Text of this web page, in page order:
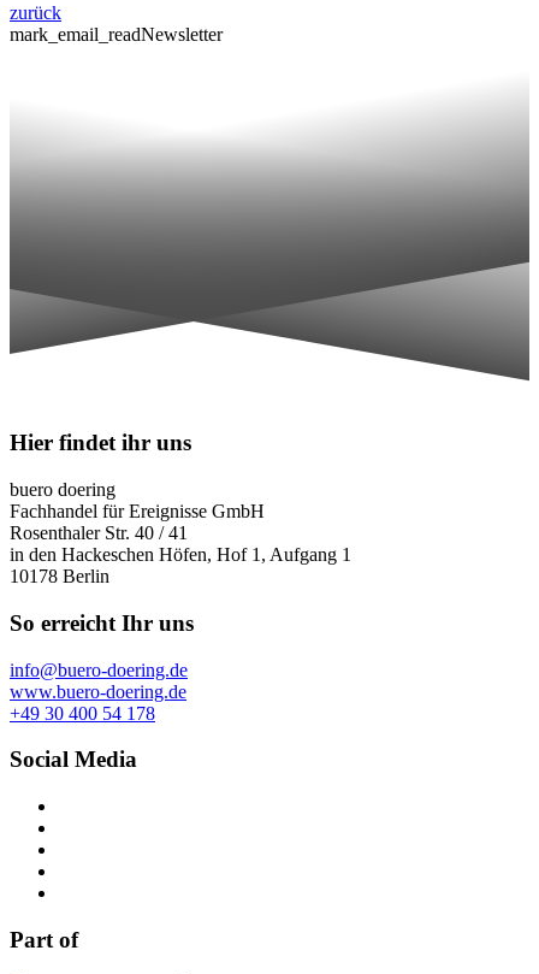
zurück
mark_email_readNewsletter
Hier findet ihr uns
buero doering
Fachhandel für Ereignisse GmbH
Rosenthaler Str. 40 / 41
in den Hackeschen Höfen, Hof 1, Aufgang 1
10178 Berlin
So erreicht Ihr uns
info@buero-doering.de
www.buero-doering.de
+49 30 400 54 178
Social Media
Part of